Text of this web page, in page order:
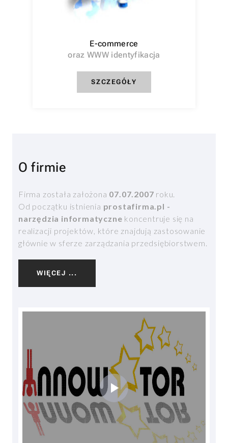
E-commerce
oraz WWW identyfikacja
SZCZEGÓŁY
O firmie
Firma została założona 07.07.2007 roku.
Od początku istnienia prostafirma.pl -
narzędzia informatyczne koncentruje się na
realizacji projektów, które znajdują zastosowanie
głównie w sferze zarządzania przedsiębiorstwem.
WIĘCEJ ...